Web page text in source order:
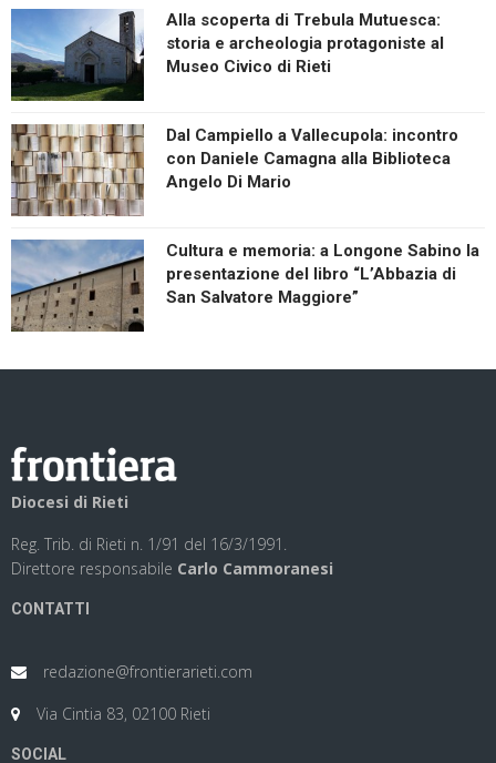
Alla scoperta di Trebula Mutuesca:
storia e archeologia protagoniste al
Museo Civico di Rieti
Dal Campiello a Vallecupola: incontro
con Daniele Camagna alla Biblioteca
Angelo Di Mario
Cultura e memoria: a Longone Sabino la
presentazione del libro “L’Abbazia di
San Salvatore Maggiore”
Diocesi di Rieti
Reg. Trib. di Rieti n. 1/91 del 16/3/1991.
Direttore responsabile Carlo Cammoranesi
CONTATTI
redazione@frontierarieti.com
Via Cintia 83, 02100 Rieti
SOCIAL